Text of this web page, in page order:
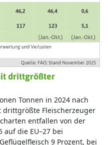
drittgrößter
Tonnen in 2024 nach
drittgrößte Fleischerzeuger
entfallen von der
die EU–27 bei
9 Prozent, bei
und Ziegenfleisch 3